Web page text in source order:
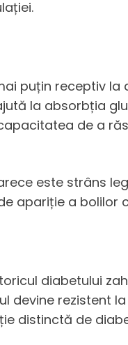
puțin receptiv
la absorbția
de a
este strâns
apariție a
diabetului
rezistent
distinctă de